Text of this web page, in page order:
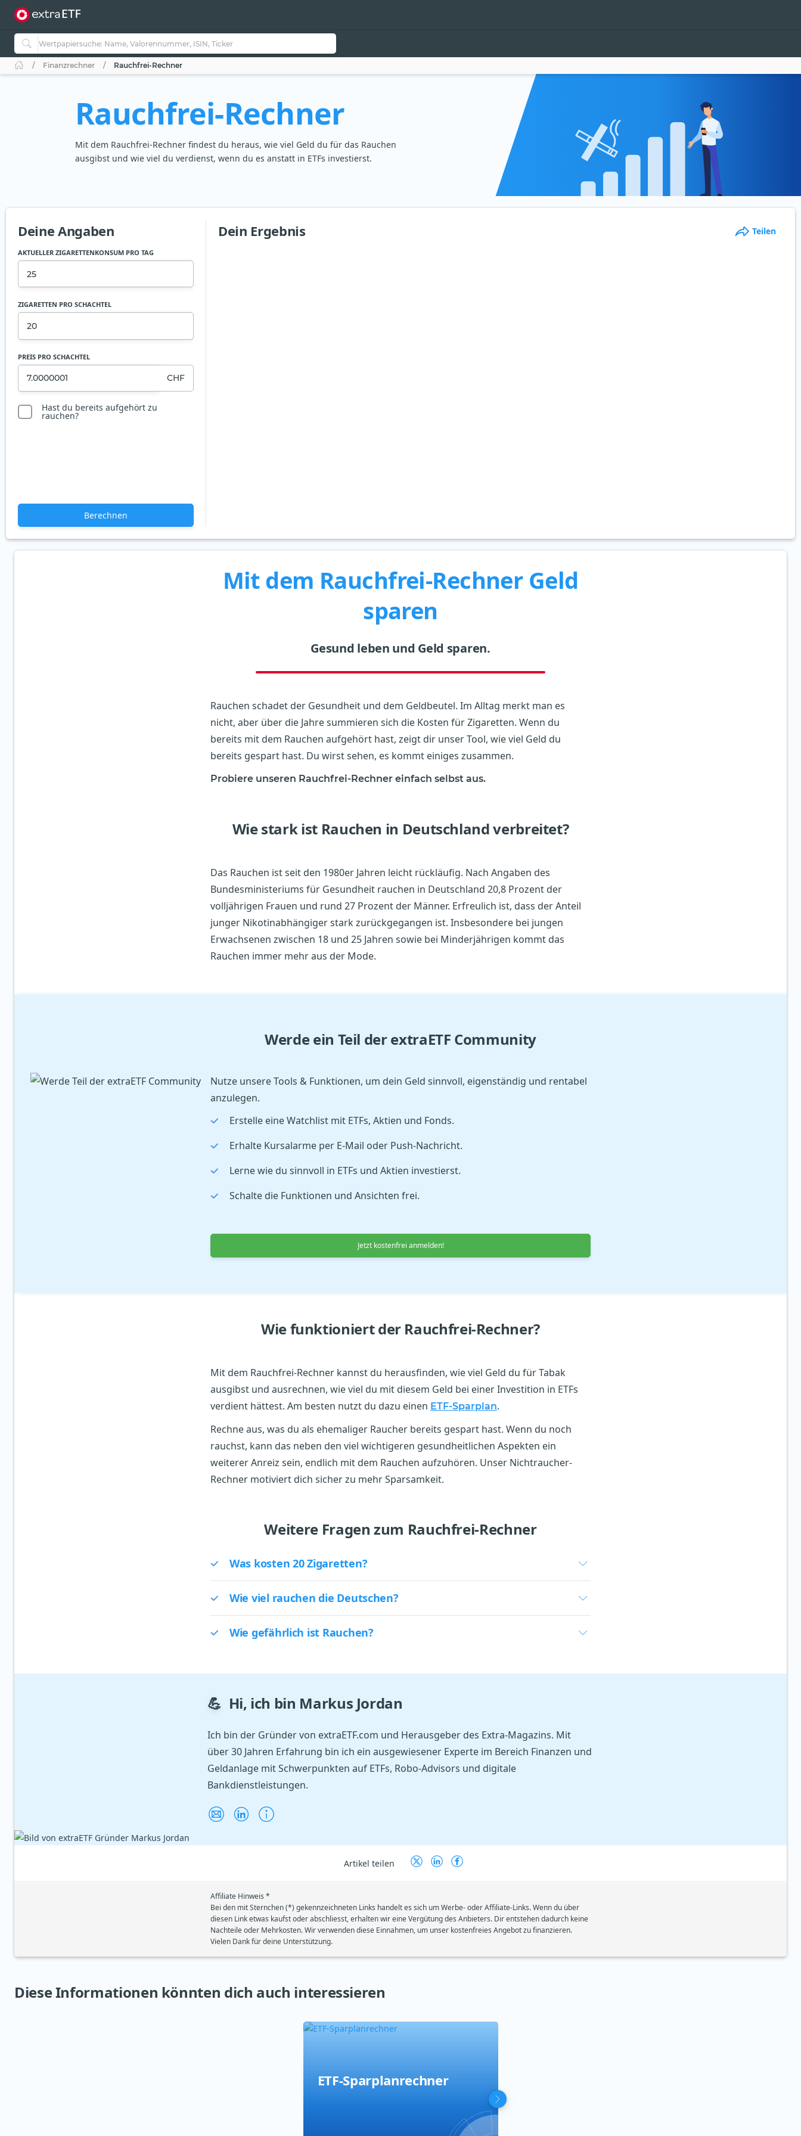
Finanzrechner Rauchfrei-Rechner
Rauchfrei-Rechner
Mit dem Rauchfrei-Rechner findest du heraus, wie viel Geld du für das Rauchen
ausgibst und wie viel du verdienst, wenn du es anstatt in ETFs investierst.
Deine Angaben
AKTUELLER ZIGARETTENKONSUM PRO TAG
ZIGARETTEN PRO SCHACHTEL
PREIS PRO SCHACHTEL
CHF
Hast du bereits aufgehört zu
rauchen?
Berechnen
Dein Ergebnis Teilen
Mit dem Rauchfrei-Rechner Geld
sparen
Gesund leben und Geld sparen.
Rauchen schadet der Gesundheit und dem Geldbeutel. Im Alltag merkt man es
nicht, aber über die Jahre summieren sich die Kosten für Zigaretten. Wenn du
bereits mit dem Rauchen aufgehört hast, zeigt dir unser Tool, wie viel Geld du
bereits gespart hast. Du wirst sehen, es kommt einiges zusammen.
Probiere unseren Rauchfrei-Rechner einfach selbst aus.
Wie stark ist Rauchen in Deutschland verbreitet?
Das Rauchen ist seit den 1980er Jahren leicht rückläufig. Nach Angaben des
Bundesministeriums für Gesundheit rauchen in Deutschland 20,8 Prozent der
volljährigen Frauen und rund 27 Prozent der Männer. Erfreulich ist, dass der Anteil
junger Nikotinabhängiger stark zurückgegangen ist. Insbesondere bei jungen
Erwachsenen zwischen 18 und 25 Jahren sowie bei Minderjährigen kommt das
Rauchen immer mehr aus der Mode.
Werde ein Teil der extraETF Community
Nutze unsere Tools & Funktionen, um dein Geld sinnvoll, eigenständig und rentabel
anzulegen.
Erstelle eine Watchlist mit ETFs, Aktien und Fonds.
Erhalte Kursalarme per E-Mail oder Push-Nachricht.
Lerne wie du sinnvoll in ETFs und Aktien investierst.
Schalte die Funktionen und Ansichten frei.
Jetzt kostenfrei anmelden!
Wie funktioniert der Rauchfrei-Rechner?
Mit dem Rauchfrei-Rechner kannst du herausfinden, wie viel Geld du für Tabak
ausgibst und ausrechnen, wie viel du mit diesem Geld bei einer Investition in ETFs
verdient hättest. Am besten nutzt du dazu einen ETF-Sparplan.
Rechne aus, was du als ehemaliger Raucher bereits gespart hast. Wenn du noch
rauchst, kann das neben den viel wichtigeren gesundheitlichen Aspekten ein
weiterer Anreiz sein, endlich mit dem Rauchen aufzuhören. Unser Nichtraucher-
Rechner motiviert dich sicher zu mehr Sparsamkeit.
Weitere Fragen zum Rauchfrei-Rechner
Was kosten 20 Zigaretten?
Wie viel rauchen die Deutschen?
Wie gefährlich ist Rauchen?
💪 Hi, ich bin Markus Jordan
Ich bin der Gründer von extraETF.com und Herausgeber des Extra-Magazins. Mit
über 30 Jahren Erfahrung bin ich ein ausgewiesener Experte im Bereich Finanzen und
Geldanlage mit Schwerpunkten auf ETFs, Robo-Advisors und digitale
Bankdienstleistungen.
Artikel teilen
Affiliate Hinweis *
Bei den mit Sternchen (*) gekennzeichneten Links handelt es sich um Werbe- oder Affiliate-Links. Wenn du über
diesen Link etwas kaufst oder abschliesst, erhalten wir eine Vergütung des Anbieters. Dir entstehen dadurch keine
Nachteile oder Mehrkosten. Wir verwenden diese Einnahmen, um unser kostenfreies Angebot zu finanzieren.
Vielen Dank für deine Unterstützung.
Diese Informationen könnten dich auch interessieren
ETF-Sparplanrechner